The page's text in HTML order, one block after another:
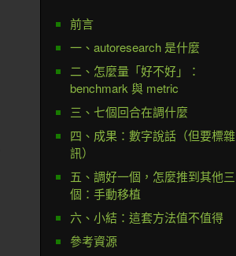
前言
一、autoresearch 是什麼
二、怎麼量「好不好」：
benchmark 與 metric
三、七個回合在調什麼
四、成果：數字說話（但要標雜
訊）
五、調好一個，怎麼推到其他三
個：手動移植
六、小結：這套方法值不值得
參考資源